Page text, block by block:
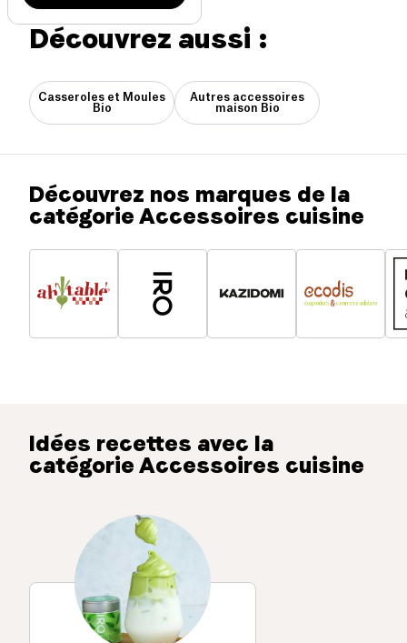
Découvrez aussi :
Casseroles et Moules
Bio
Autres accessoires
maison Bio
Découvrez nos marques de la
catégorie Accessoires cuisine
Idées recettes avec la
catégorie Accessoires cuisine